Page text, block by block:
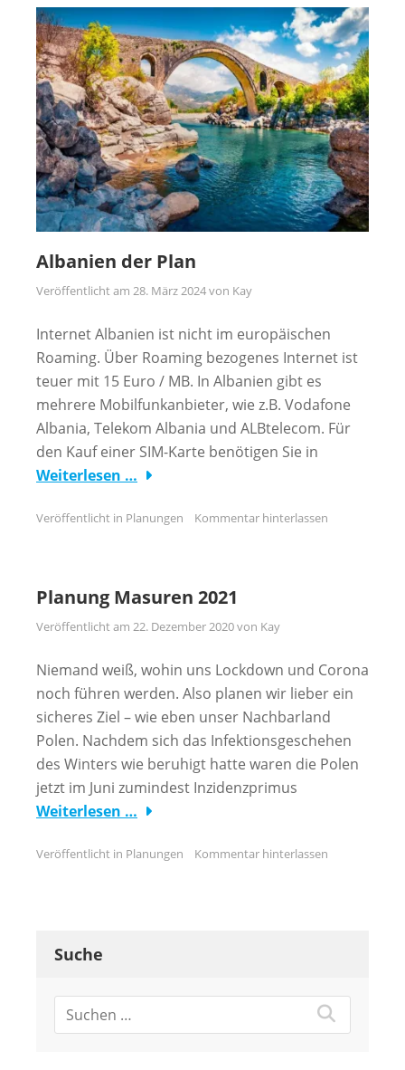
Albanien der Plan
Veröffentlicht am 28. März 2024von Kay
Internet Albanien ist nicht im europäischen
Roaming. Über Roaming bezogenes Internet ist
teuer mit 15 Euro / MB. In Albanien gibt es
mehrere Mobilfunkanbieter, wie z.B. Vodafone
Albania, Telekom Albania und ALBtelecom. Für
den Kauf einer SIM-Karte benötigen Sie in
Weiterlesen …
Veröffentlicht in Planungen Kommentar hinterlassen
Planung Masuren 2021
Veröffentlicht am 22. Dezember 2020von Kay
Niemand weiß, wohin uns Lockdown und Corona
noch führen werden. Also planen wir lieber ein
sicheres Ziel – wie eben unser Nachbarland
Polen. Nachdem sich das Infektionsgeschehen
des Winters wie beruhigt hatte waren die Polen
jetzt im Juni zumindest Inzidenzprimus
Weiterlesen …
Veröffentlicht in Planungen Kommentar hinterlassen
Suche